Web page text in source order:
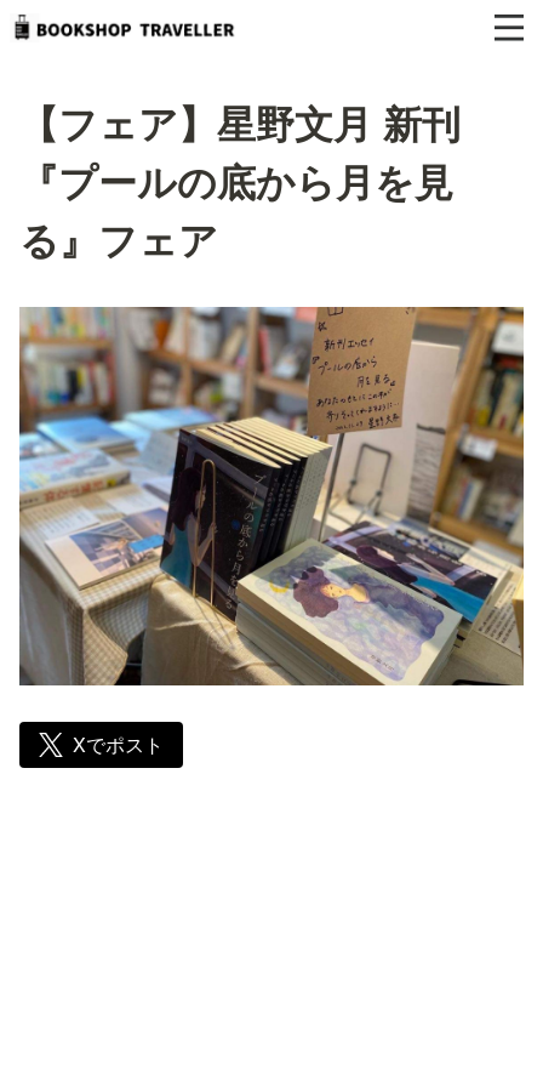
【フェア】星野文月 新刊
『プールの底から月を見
る』フェア
Xでポスト